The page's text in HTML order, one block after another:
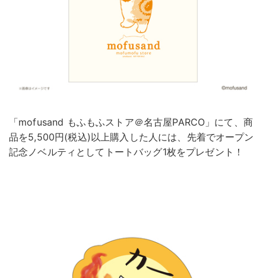
「mofusand もふもふストア＠名古屋PARCO」にて、商
品を5,500円(税込)以上購入した人には、先着でオープン
記念ノベルティとしてトートバッグ1枚をプレゼント！